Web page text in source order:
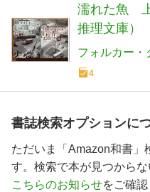
濡れた魚
推理文庫）
フォルカー・
4
書誌検索オプションに
ただいま「Amazon和書」
す。検索で本が見つから
こちらのお知らせをご確認